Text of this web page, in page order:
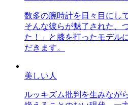
数多の腕時計を日々目にし
そんな彼らが魅了された、
た！」と膝を打ったモデル
だきます。
美しい人
ルッキズム批判を生みなが